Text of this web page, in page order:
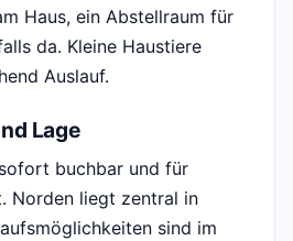
Haus, ein Abstellraum für
da. Kleine Haustiere
Auslauf.
Lage
buchbar und für
Norden liegt zentral in
sind im